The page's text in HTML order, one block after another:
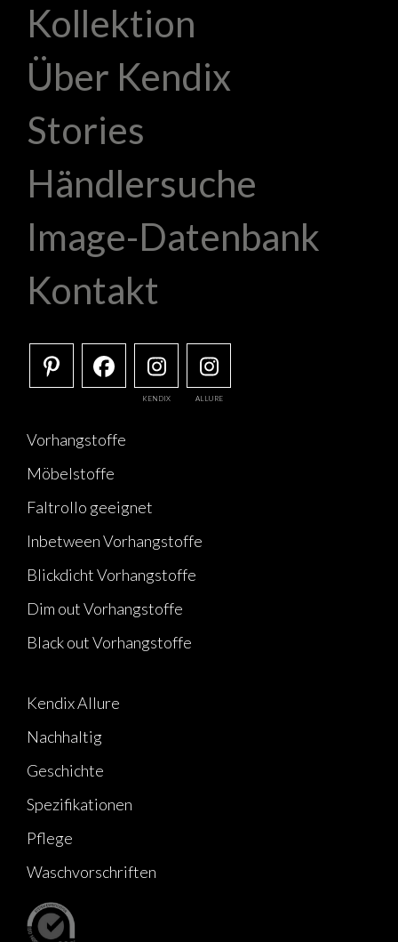
Kollektion
Über Kendix
Stories
Händlersuche
Image-Datenbank
Kontakt
KENDIX ALLURE
Vorhangstoffe
Möbelstoffe
Faltrollo geeignet
Inbetween Vorhangstoffe
Blickdicht Vorhangstoffe
Dim out Vorhangstoffe
Black out Vorhangstoffe
Kendix Allure
Nachhaltig
Geschichte
Spezifikationen
Pflege
Waschvorschriften